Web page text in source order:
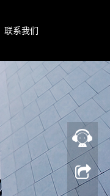
联系我们